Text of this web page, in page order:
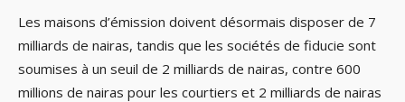
Les maisons d’émission doivent désormais disposer de 7
milliards de nairas, tandis que les sociétés de fiducie sont
soumises à un seuil de 2 milliards de nairas, contre 600
millions de nairas pour les courtiers et 2 milliards de nairas